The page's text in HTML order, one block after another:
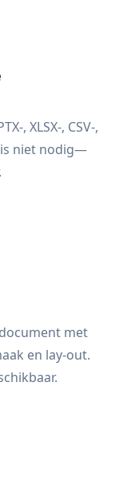
, XLSX-, CSV-,
is niet nodig—
met
en lay-out.